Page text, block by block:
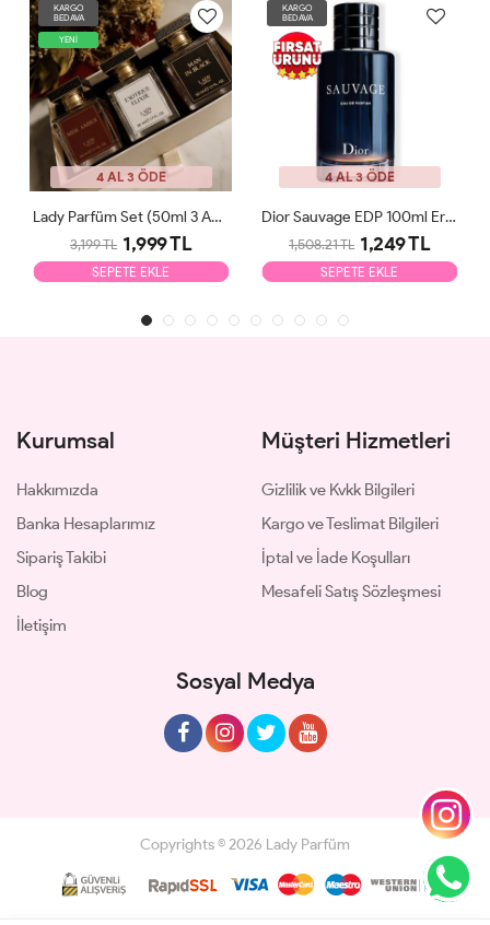
KARGO
BEDAVA
YENİ
4 AL 3 ÖDE
Lady Parfüm Set (50ml 3 Adet)
3,199 TL 1,999 TL
SEPETE EKLE
KARGO
BEDAVA
4 AL 3 ÖDE
Dior Sauvage EDP 100ml Erkek Parfüm Tester
1,508.21 TL 1,249 TL
SEPETE EKLE
Kurumsal
Hakkımızda
Banka Hesaplarımız
Sipariş Takibi
Blog
İletişim
Müşteri Hizmetleri
Gizlilik ve Kvkk Bilgileri
Kargo ve Teslimat Bilgileri
İptal ve İade Koşulları
Mesafeli Satış Sözleşmesi
Sosyal Medya
Copyrights © 2026 Lady Parfüm